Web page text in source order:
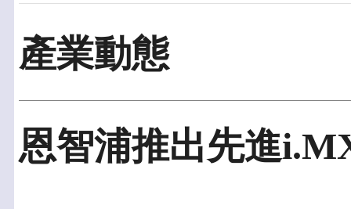
產業動態
恩智浦推出先進